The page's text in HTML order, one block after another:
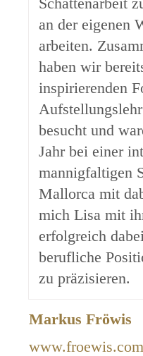
an der eigenen
arbeiten.
haben wir
inspirierenden
besucht und
Jahr bei einer
mannigfaltigen
Mallorca mit
mich Lisa mit
erfolgreich
berufliche
zu präzisieren.
Markus Fröwis
www.froewis.com